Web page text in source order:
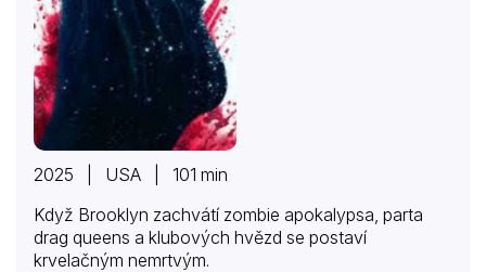
2025 | USA | 101 min
Když Brooklyn zachvátí zombie apokalypsa, parta
drag queens a klubových hvězd se postaví
krvelačným nemrtvým.